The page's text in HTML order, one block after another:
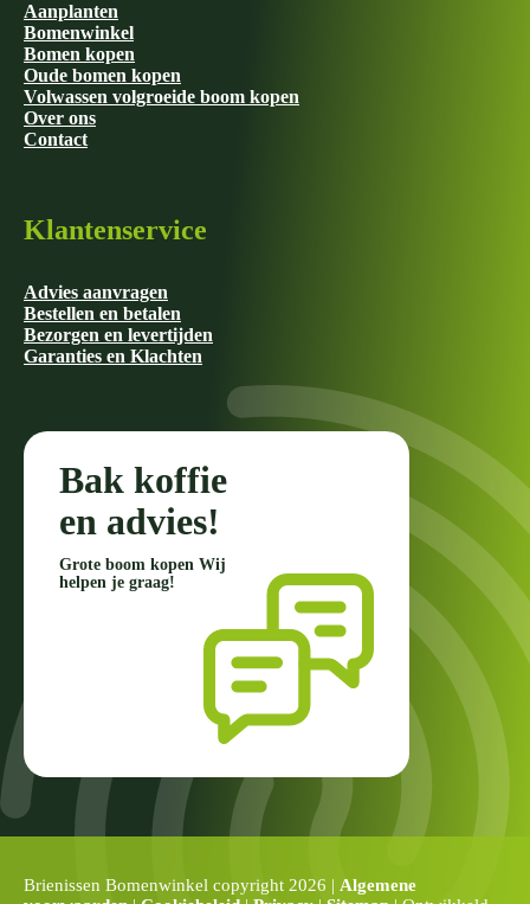
Aanplanten
Bomenwinkel
Bomen kopen
Oude bomen kopen
Volwassen volgroeide boom kopen
Over ons
Contact
Klantenservice
Advies aanvragen
Bestellen en betalen
Bezorgen en levertijden
Garanties en Klachten
Bak koffie
en advies!
Grote boom kopen Wij
helpen je graag!
Brienissen Bomenwinkel copyright 2026 | Algemene